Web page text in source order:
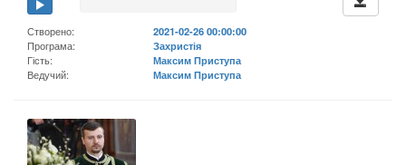
Створено:
2021-02-26 00:00:00
Програма:
Захристія
Гість:
Максим Приступа
Ведучий:
Максим Приступа